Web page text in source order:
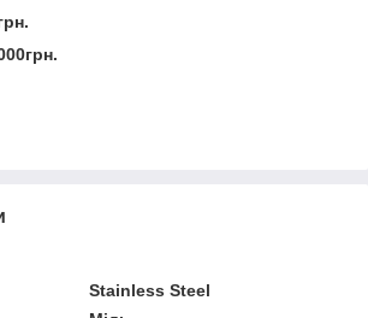
Stainless Steel